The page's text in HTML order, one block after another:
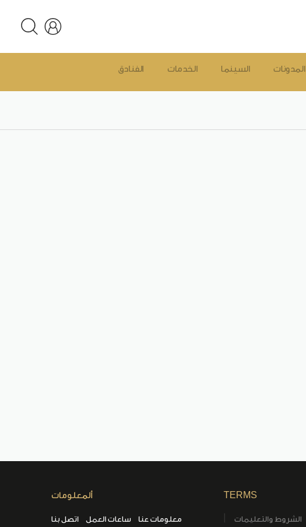
الفنادق الخدمات السينما المدونات
ألمعلومات
اتصل بنا ساعات العمل معلومات عنا
TERMS
الشروط والتعليمات